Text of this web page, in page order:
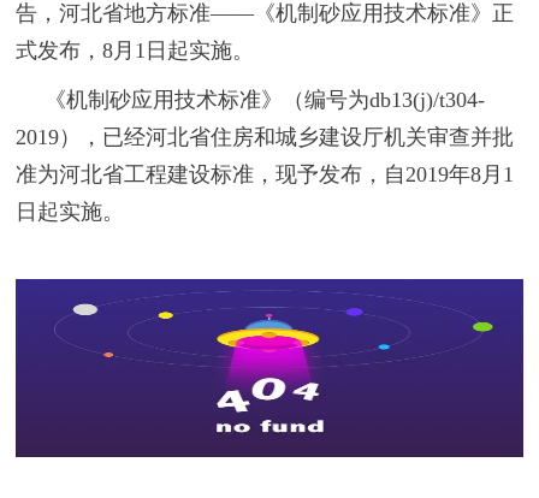
告，河北省地方标准——《机制砂应用技术标准》正
式发布，8月1日起实施。
《机制砂应用技术标准》（编号为db13(j)/t304-
2019），已经河北省住房和城乡建设厅机关审查并批
准为河北省工程建设标准，现予发布，自2019年8月1
日起实施。